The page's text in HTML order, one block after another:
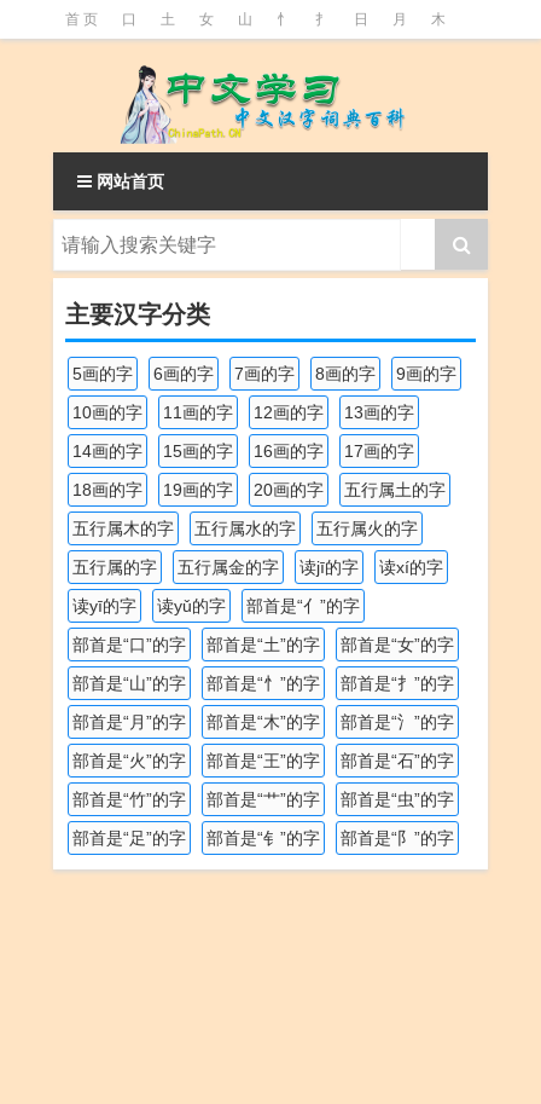
首 页 口 土 女 山 忄 扌 日 月 木
魚
网站首页
主要汉字分类
5画的字 6画的字 7画的字 8画的字
9画的字
10画的字
11画的字 12画的字
13画的字
14画的字
15画的字 16画的字
17画的字
18画的字
19画的字 20画的字
五行属土的字
五行属木的字
五行属水的字
五行属火的字
五行属的字
五行属金的字 读jī的字
读xí的字
读yī的字
读yǔ的字
部首是“亻”的字
部首是“口”的字
部首是“土”的字
部首是“女”的字
部首是“山”的字
部首是“忄”的字
部首是“扌”的字
部首是“月”的字
部首是“木”的字
部首是“氵”的字
部首是“火”的字
部首是“王”的字
部首是“石”的字
部首是“竹”的字
部首是“艹”的字
部首是“虫”的字
部首是“足”的字
部首是“钅”的字 部首是“阝”的字